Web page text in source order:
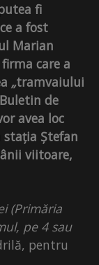
fi
a fost
Marian
care a
„tramvaiului
de
avea loc
stația Ștefan
viitoare,
(Primăria
pe 4 sau
pentru